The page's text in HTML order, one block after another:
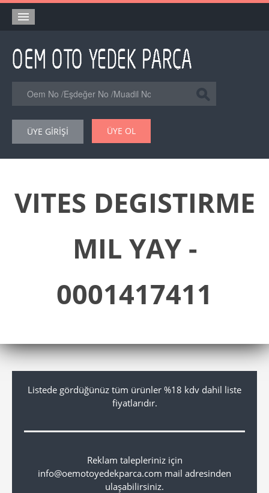
Orjinal Yedek Parça
Eşdeğer Muadil Yedek Parça
Şase Numarası VIN Yedekparça Sorgulama
Hakkımızda
Forum
ÜYE GİRİŞİ ÜYE OL
VITES DEGISTIRME
MIL YAY -
0001417411
Listede gördüğünüz tüm ürünler %18 kdv dahil liste
fiyatlarıdır.
Reklam talepleriniz için
info@oemotoyedekparca.com mail adresinden
ulaşabilirsiniz.